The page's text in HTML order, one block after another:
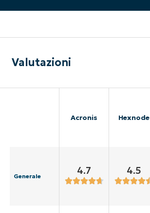
Valutazioni
Acronis Hexnode
Generale 4.7 4.5